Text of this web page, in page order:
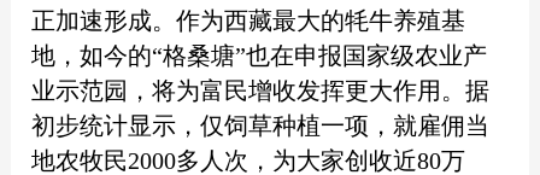
正加速形成。作为西藏最大的牦牛养殖基
地，如今的“格桑塘”也在申报国家级农业产
业示范园，将为富民增收发挥更大作用。据
初步统计显示，仅饲草种植一项，就雇佣当
地农牧民2000多人次，为大家创收近80万